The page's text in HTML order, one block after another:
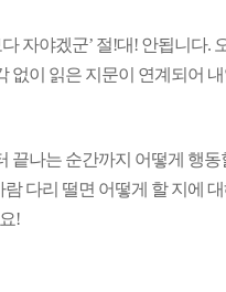
자야겠군’ 절!대! 안됩니다.
없이 읽은 지문이 연계되어
끝나는 순간까지 어떻게 행동
다리 떨면 어떻게 할 지에
!